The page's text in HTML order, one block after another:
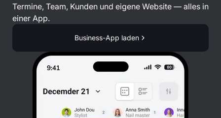
Termine, Team, Kunden und eigene Website — alles in
einer App.
Business-App laden